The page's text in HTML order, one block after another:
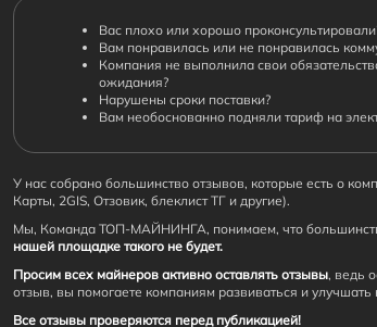
Вас плохо или хорошо
Вам понравилась или не понравилась
Компания не выполнила свои
ожидания?
Нарушены сроки поставки?
Вам необоснованно подняли тариф на
У нас собрано большинство отзывов, которые есть о
Карты, 2GIS, Отзовик, блеклист ТГ и другие).
Мы, Команда ТОП-МАЙНИНГА, понимаем, что
нашей площадке такого не будет.
Просим всех майнеров активно оставлять отзывы, ведь
отзыв, вы помогаете компаниям развиваться и улучшать
Все отзывы проверяются перед публикацией!